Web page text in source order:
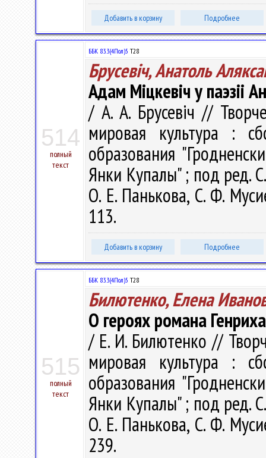
Добавить в корзину Подробнее
514
полный
текст
ББК 83.3(4Пол)5 Т28
Брусевіч, Анатоль
Адам Міцкевіч у паэзіі
/ А. А. Брусевіч //
мировая культура :
образования
Янки Купалы" ; под ред.
О. Е. Панькова, С. Ф.
113.
Добавить в корзину Подробнее
515
полный
текст
ББК 83.3(4Пол)5 Т28
Билютенко, Елена
О героях романа
/ Е. И. Билютенко //
мировая культура :
образования
Янки Купалы" ; под ред.
О. Е. Панькова, С. Ф.
239.